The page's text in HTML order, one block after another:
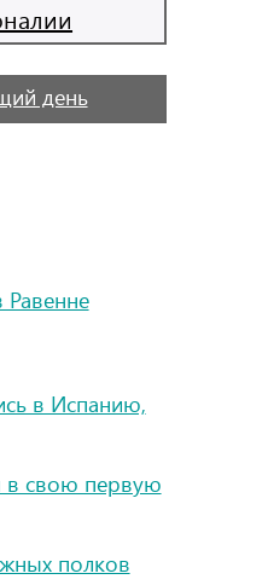
день
Равенне
в Испанию,
в свою первую
полков